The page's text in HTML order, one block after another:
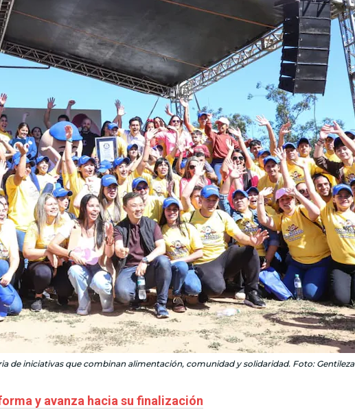
de iniciativas que combinan alimentación, comunidad y solidaridad. Foto: Gentileza
y avanza hacia su finalización